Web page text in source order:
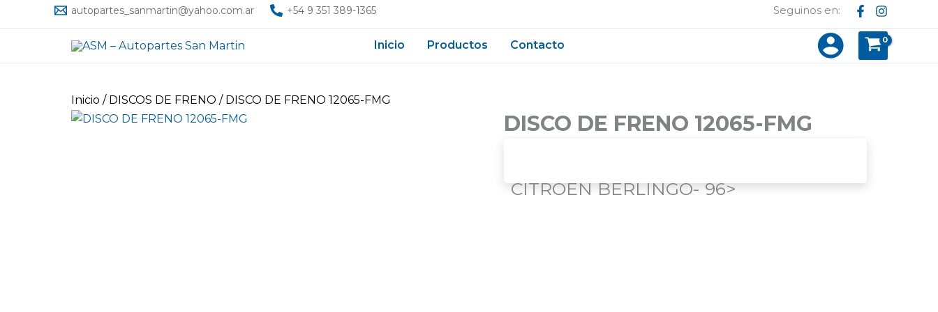
al
autopartes_sanmartin@yahoo.com.ar +54 9 351 389-1365 Seguinos en:
Inicio Productos Contacto
Inicio / DISCOS DE FRENO / DISCO DE FRENO 12065-FMG
DISCO DE FRENO 12065-FMG
CITROEN BERLINGO- 96>